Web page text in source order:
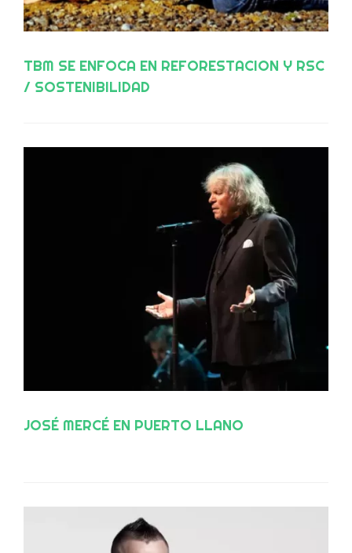
TBM SE ENFOCA EN REFORESTACION Y RSC
/ SOSTENIBILIDAD
JOSÉ MERCÉ EN PUERTO LLANO